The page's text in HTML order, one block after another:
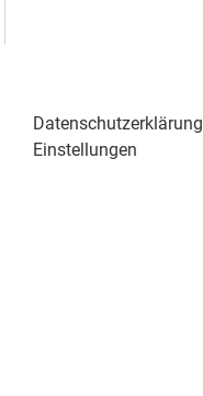
Datenschutzerklärung
Einstellungen